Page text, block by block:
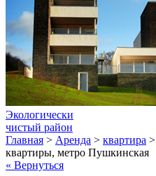
Экологически
чистый район
Главная > Аренда > квартира >
квартиры, метро Пушкинская
« Вернуться